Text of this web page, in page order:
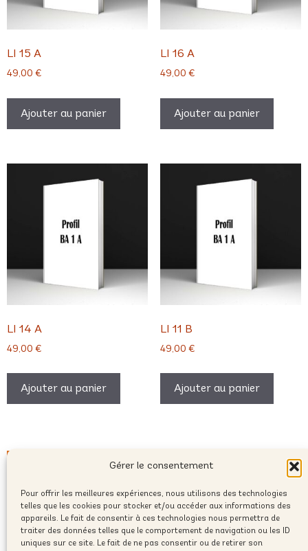
Gérer le consentement
Pour offrir les meilleures expériences, nous utilisons des technologies
telles que les cookies pour stocker et/ou accéder aux informations des
appareils. Le fait de consentir à ces technologies nous permettra de
traiter des données telles que le comportement de navigation ou les ID
uniques sur ce site. Le fait de ne pas consentir ou de retirer son
LI 15 A
49,00 €
Ajouter au panier
LI 16 A
49,00 €
Ajouter au panier
LI 14 A
49,00 €
Ajouter au panier
LI 11 B
49,00 €
Ajouter au panier